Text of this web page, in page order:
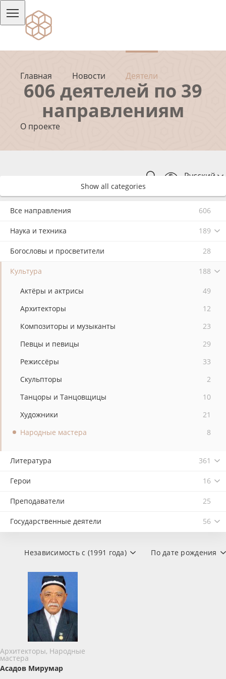
Главная Новости Деятели
О проекте
Русский
606 деятелей по 39
направлениям
Show all categories
Все направления 606
Наука и техника 189
Богословы и просветители 28
Культура 188
Актёры и актрисы
49
Архитекторы
12
Композиторы и музыканты
23
Певцы и певицы
29
Режиссёры
33
Скульпторы
2
Танцоры и Танцовщицы
10
Художники
21
Народные мастера
8
Литература 361
Герои 16
Преподаватели 25
Государственные деятели 56
По дате рождения
Независимость с (1991 года)
Архитекторы, Народные
мастера
Асадов Мирумар